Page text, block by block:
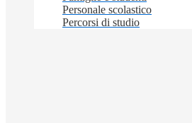
Personale scolastico
Percorsi di studio